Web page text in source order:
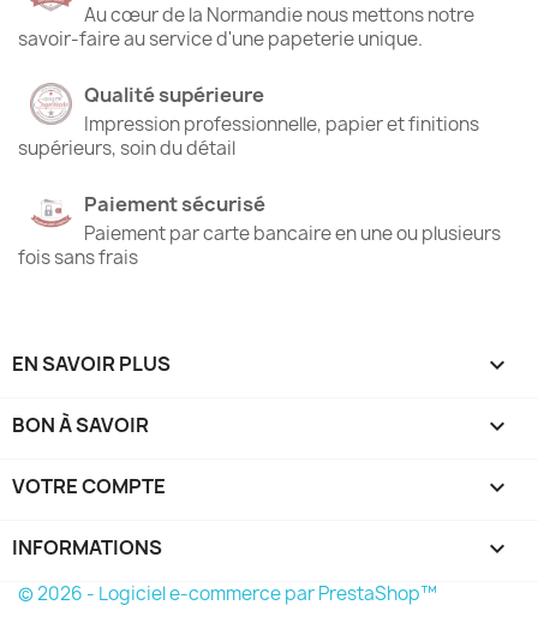
Au cœur de la Normandie nous mettons notre
savoir-faire au service d'une papeterie unique.
Qualité supérieure
Impression professionnelle, papier et finitions
supérieurs, soin du détail
Paiement sécurisé
Paiement par carte bancaire en une ou plusieurs
fois sans frais
EN SAVOIR PLUS 
BON À SAVOIR 
VOTRE COMPTE 
INFORMATIONS keyboard_arrow_down
© 2026 - Logiciel e-commerce par PrestaShop™